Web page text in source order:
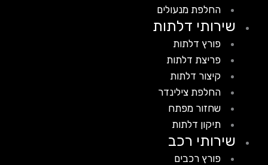
החלפת מנעולים
שירותי דלתות
פורץ דלתות
פריצת דלתות
קיצור דלתות
החלפת צילינדר
שחזור מפתח
תיקון דלתות
שירותי רכב
פורץ רכבים